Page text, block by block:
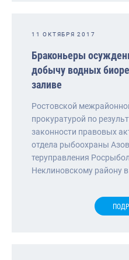
11 ОКТЯБРЯ 2017
Браконьеры
добычу водных
заливе
Ростовской
прокуратурой по
законности правовых
отдела рыбоохраны
теруправления
Неклиновскому району